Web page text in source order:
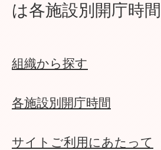
は各施設別開庁時
組織から探す
各施設別開庁時間
サイトご利用にあたって